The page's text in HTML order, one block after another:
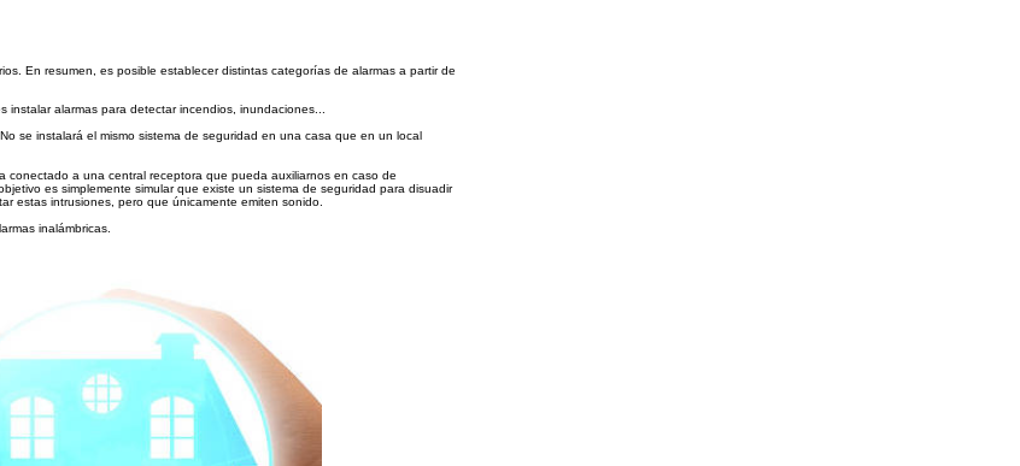
En resumen, es posible establecer distintas categorías de alarmas a partir de
alarmas para detectar incendios, inundaciones...
se instalará el mismo sistema de seguridad en una casa que en un local
conectado a una central receptora que pueda auxiliarnos en caso de
es simplemente simular que existe un sistema de seguridad para disuadir
estas intrusiones, pero que únicamente emiten sonido.
inalámbricas.